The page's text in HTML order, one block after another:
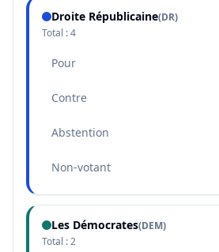
Droite Républicaine(DR)
Total :4
Pour
Contre
Abstention
Non-votant
Les Démocrates(DEM)
Total :2